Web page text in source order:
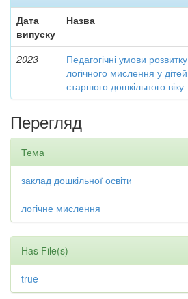
Дата
випуску
Назва
2023
Педагогічні умови розвитку
логічного мислення у дітей
старшого дошкільного віку
Перегляд
Тема
заклад дошкільної освіти
логічне мислення
Has File(s)
true